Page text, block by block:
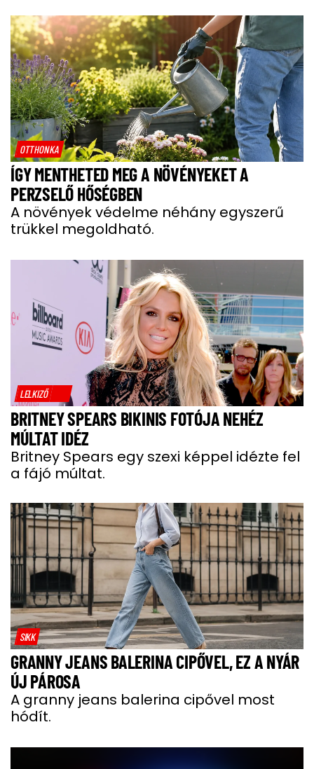
OTTHONKA
ÍGY MENTHETED MEG A NÖVÉNYEKET A
PERZSELŐ HŐSÉGBEN
A növények védelme néhány egyszerű
trükkel megoldható.
LELKIZŐ
BRITNEY SPEARS BIKINIS FOTÓJA NEHÉZ
MÚLTAT IDÉZ
Britney Spears egy szexi képpel idézte fel
a fájó múltat.
SIKK
GRANNY JEANS BALERINA CIPŐVEL, EZ A NYÁR
ÚJ PÁROSA
A granny jeans balerina cipővel most
hódít.